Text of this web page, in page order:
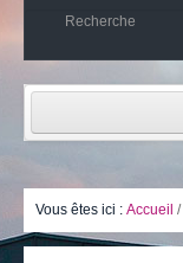
Vie politique
Vous êtes ici : Accueil /